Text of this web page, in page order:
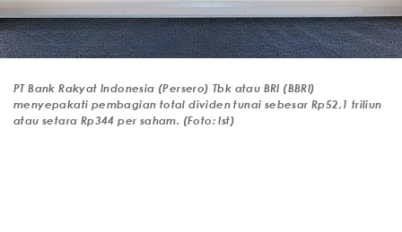
PT Bank Rakyat Indonesia (Persero) Tbk atau BRI (BBRI)
menyepakati pembagian total dividen tunai sebesar Rp52,1 triliun
atau setara Rp344 per saham. (Foto: Ist)